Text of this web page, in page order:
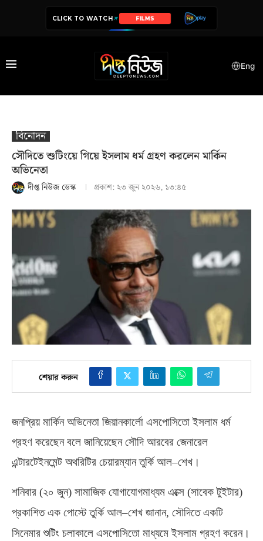
CLICK TO WATCH SERIES
Eng
বিনোদন
সৌদিতে শুটিংয়ে গিয়ে ইসলাম ধর্ম গ্রহণ করলেন মার্কিন
অভিনেতা
দীপ্ত নিউজ ডেস্ক প্রকাশ: ২৩ জুন ২০২৬, ১৩:৪৫
শেয়ার করুন
জনপ্রিয় মার্কিন অভিনেতা জিয়ানকার্লো এসপোসিতো ইসলাম ধর্ম
গ্রহণ করেছেন বলে জানিয়েছেন সৌদি আরবের জেনারেল
এন্টারটেইনমেন্ট অথরিটির চেয়ারম্যান তুর্কি আল–শেখ।
শনিবার (২০ জুন) সামাজিক যোগাযোগমাধ্যম এক্সে (সাবেক টুইটার)
প্রকাশিত এক পোস্টে তুর্কি আল–শেখ জানান, সৌদিতে একটি
সিনেমার শুটিং চলাকালে এসপোসিতো মাধ্যমে ইসলাম গ্রহণ করেন।